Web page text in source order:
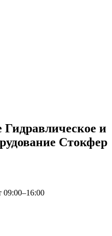
и
Стокфер
09:00–16:00